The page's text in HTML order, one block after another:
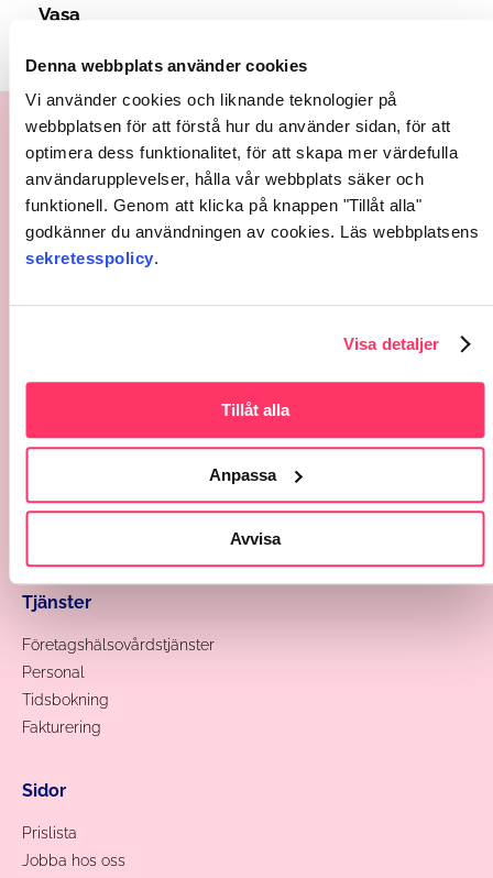
Denna webbplats använder cookies
Vi använder cookies och liknande teknologier på
webbplatsen för att förstå hur du använder sidan, för att
optimera dess funktionalitet, för att skapa mer värdefulla
användarupplevelser, hålla vår webbplats säker och
funktionell. Genom att klicka på knappen "Tillåt alla"
godkänner du användningen av cookies. Läs webbplatsens
sekretesspolicy.
Visa detaljer
Tillåt alla
Anpassa
Avvisa
Vasa
06 521 5500
TT Botnia på Facebook
Tjänster
Företagshälsovårdstjänster
Personal
Tidsbokning
Fakturering
Sidor
Prislista
Jobba hos oss